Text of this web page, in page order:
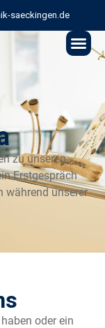
saeckingen.de
zu unseren
Erstgespräch
während unserer
oder ein